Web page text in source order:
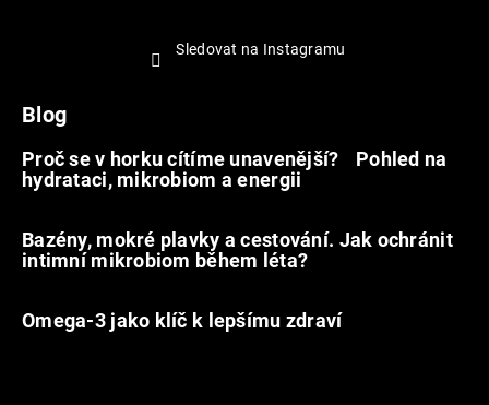
Sledovat na Instagramu
Blog
Proč se v horku cítíme unavenější? Pohled na
hydrataci, mikrobiom a energii
Bazény, mokré plavky a cestování. Jak ochránit
intimní mikrobiom během léta?
Omega-3 jako klíč k lepšímu zdraví